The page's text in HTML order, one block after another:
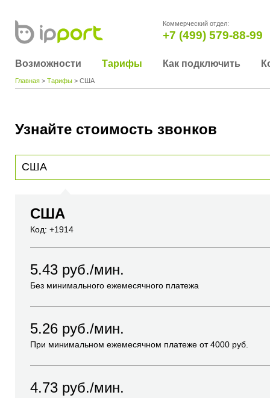
Коммерческий отдел:
+7 (499) 579-88-99
Возможности Тарифы Как подключить
Главная > Тарифы > США
Узнайте стоимость звонков
США
Код: +1914
5.43 руб./мин.
Без минимального ежемесячного платежа
5.26 руб./мин.
При минимальном ежемесячном платеже от4000 руб.
4.73 руб./мин.